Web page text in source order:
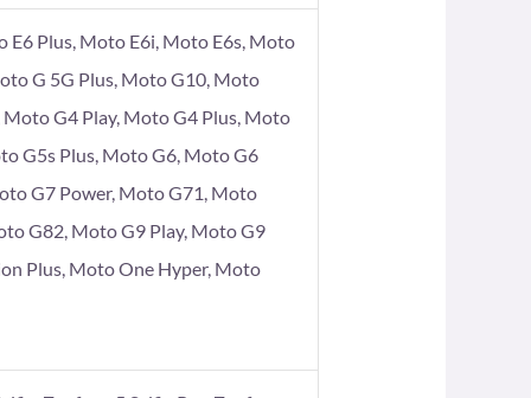
E6 Plus, Moto E6i, Moto E6s, Moto
G 5G Plus, Moto G10, Moto
G4 Play, Moto G4 Plus, Moto
G5s Plus, Moto G6, Moto G6
G7 Power, Moto G71, Moto
G82, Moto G9 Play, Moto G9
Plus, Moto One Hyper, Moto